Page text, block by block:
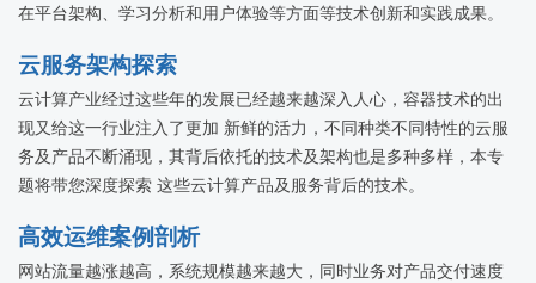
在平台架构、学习分析和用户体验等方面等技术创新和实践成果。
云服务架构探索
云计算产业经过这些年的发展已经越来越深入人心，容器技术的出
现又给这一行业注入了更加 新鲜的活力，不同种类不同特性的云服
务及产品不断涌现，其背后依托的技术及架构也是多种多样，本专
题将带您深度探索 这些云计算产品及服务背后的技术。
高效运维案例剖析
网站流量越涨越高，系统规模越来越大，同时业务对产品交付速度